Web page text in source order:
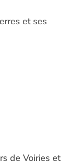
et ses
de Voiries et